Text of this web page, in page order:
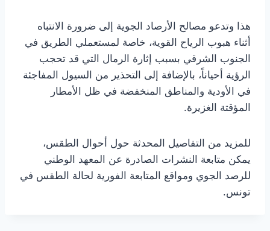
هذا وتدعو مصالح الأرصاد الجوية إلى ضرورة الانتباه
أثناء هبوب الرياح القوية، خاصة لمستعملي الطريق في
الجنوب الشرقي بسبب إثارة الرمال التي قد تحجب
الرؤية أحياناً، بالإضافة إلى التحذير من السيول المفاجئة
في الأودية والمناطق المنخفضة في ظل الأمطار
المؤقتة الغزيرة.
للمزيد من التفاصيل المحدثة حول أحوال الطقس،
يمكن متابعة النشرات الصادرة عن المعهد الوطني
للرصد الجوي ومواقع المتابعة الفورية لحالة الطقس في
تونس.